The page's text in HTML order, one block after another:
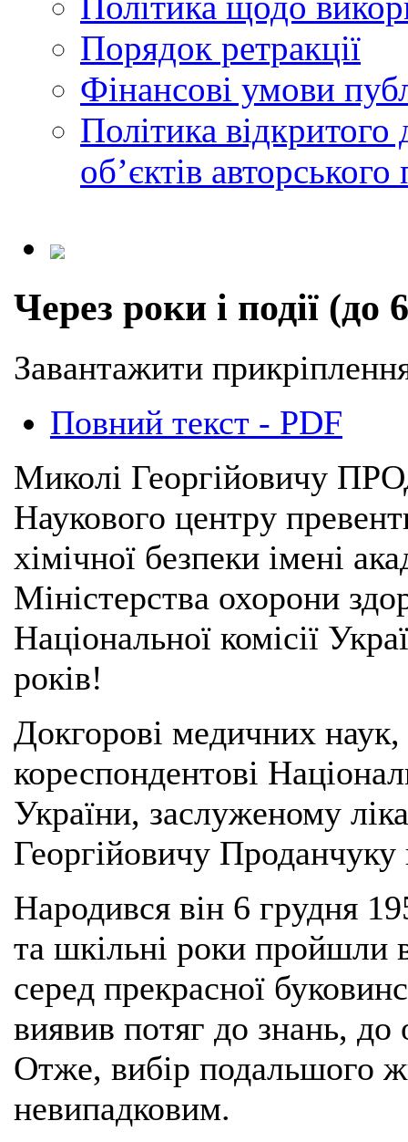
Порядок ретракції
Фінансові умови
Політика
обʼєктів авторського
Через роки і події
Завантажити
Повний текст - PDF
Миколі Георгійовичу
Наукового центру
хімічної безпеки імені
Міністерства охорони
Національної комісії
років!
Докгорові медичних
кореспондентові
України, заслуженому
Георгійовичу
Народився він 6 грудня
та шкільні роки пройшли
серед прекрасної
виявив потяг до знань, до
Отже, вибір подальшого
невипадковим.